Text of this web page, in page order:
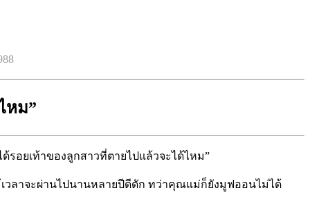
หม”
รอยเท้าของลูกสาวที่ตายไปแล้วจะได้ไหม”
วลาจะผ่านไปนานหลายปีดีดัก ทว่าคุณแม่ก็ยังมูฟออนไม่ได้